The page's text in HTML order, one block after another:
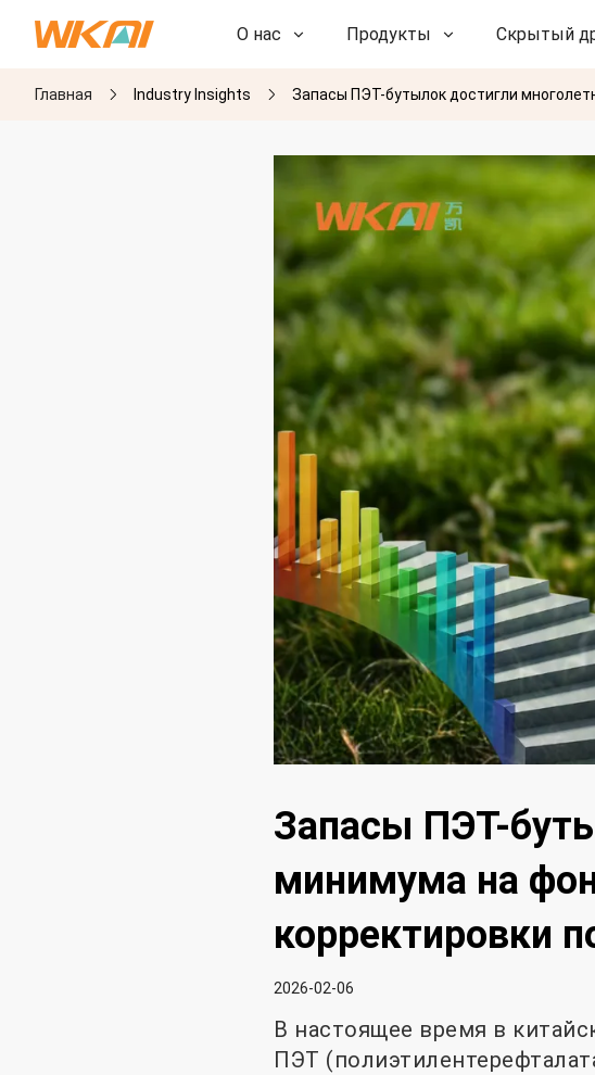
О нас Продукты Скрытый
НИОКР
Главная Industry Insights Запасы ПЭТ-бутылок достигли
Запасы ПЭТ-
минимума на
корректировки
2026-02-06
В настоящее время в
ПЭТ